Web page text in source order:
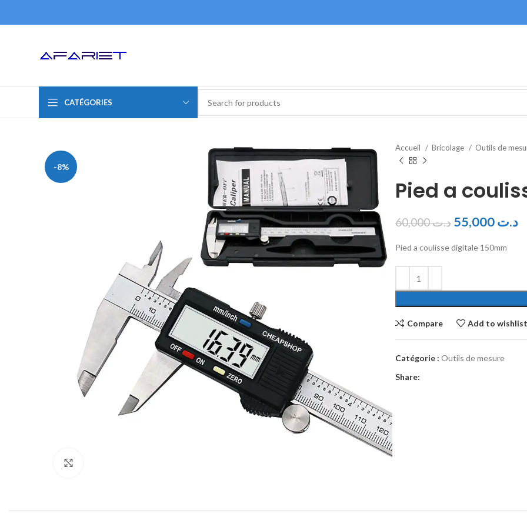
CATÉGORIES
-8%
Accueil Bricolage Outils de
Pied a
د.ت60,000 د.ت
Pied a coulisse digitale 150mm
Compare Add to wishlist
Catégorie : Outils de mesure
Share: